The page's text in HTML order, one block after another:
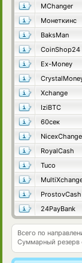
MChanger
Монеткинс
BaksMan
CoinShop24
Ex-Money
Xchange
IziBTC
60сек
RoyalCash
Tuco
ProstovCash
24PayBank
Всего по
Суммарный резерв